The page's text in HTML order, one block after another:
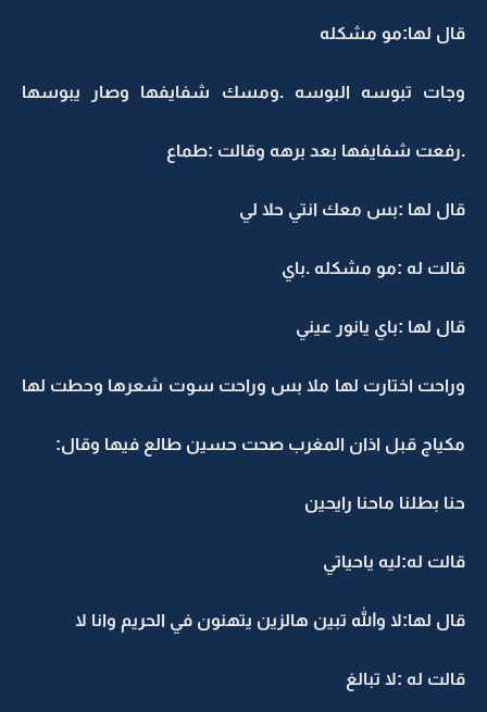
قال لها:مو مشكله
وجات تبوسه البوسه .ومسك شفايفها وصار يبوسها
.رفعت شفايفها بعد برهه وقالت :طماع
قال لها :بس معك انتي حلا لي
قالت له :مو مشكله .باي
قال لها :باي يانور عيني
وراحت اختارت لها ملا بس وراحت سوت شعرها وحطت لها
مكياج قبل اذان المغرب صحت حسين طالع فيها وقال:
حنا بطلنا ماحنا رايحين
قالت له:ليه ياحياتي
قال لها:لا والله تبين هالزين يتهنون في الحريم وانا لا
قالت له :لا تبالغ